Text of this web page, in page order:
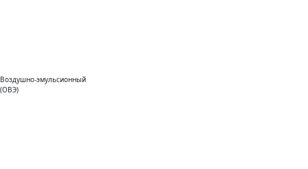
Воздушно-эмульсионный
(ОВЭ)